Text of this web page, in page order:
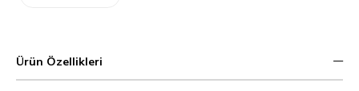
Ürün Özellikleri